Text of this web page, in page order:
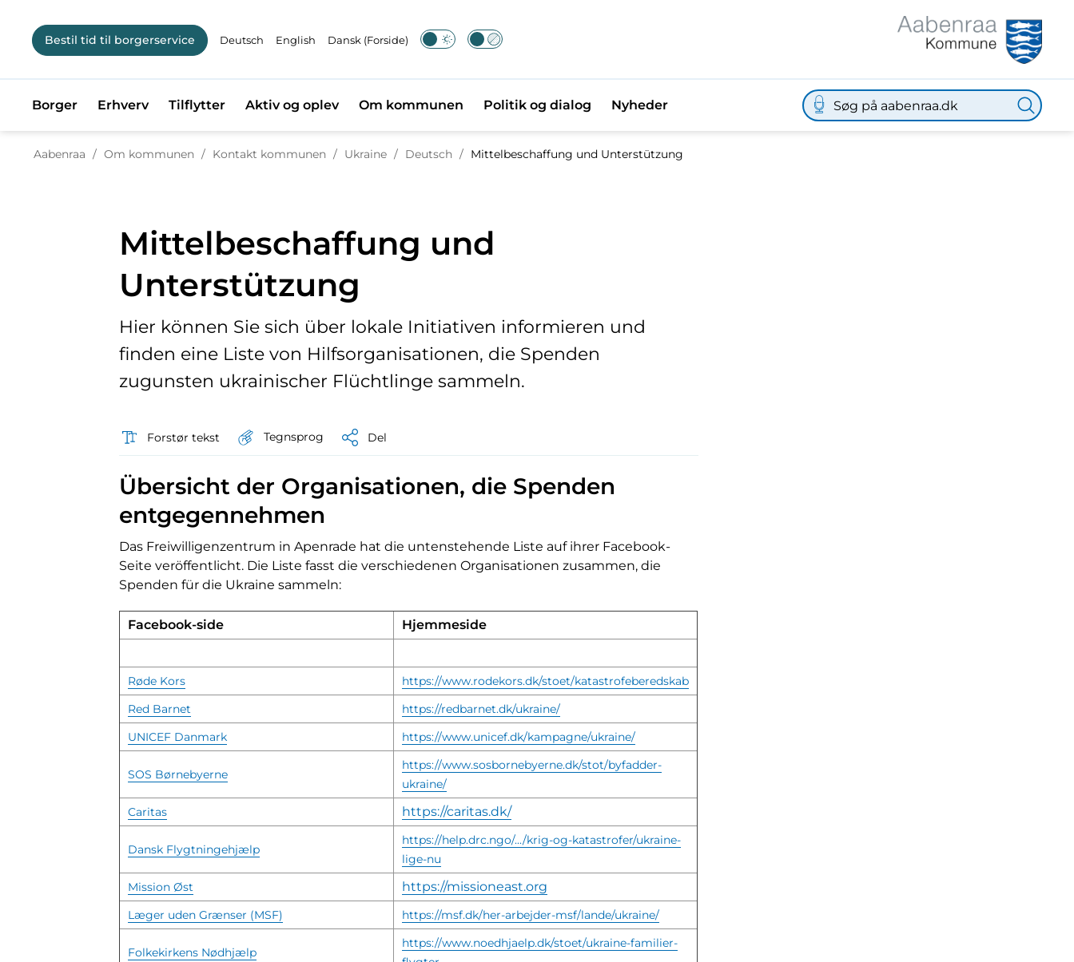
Bestil tid til borgerservice Deutsch English Dansk (Forside)
Borger Erhverv Tilflytter Aktiv og oplev Om kommunen Politik og dialog Nyheder
Aabenraa / Om kommunen / Kontakt kommunen / Ukraine / Tilbage til
Deutsch / Mittelbeschaffung und Unterstützung
Mittelbeschaffung und
Unterstützung
Hier können Sie sich über lokale Initiativen informieren und
finden eine Liste von Hilfsorganisationen, die Spenden
zugunsten ukrainischer Flüchtlinge sammeln.
Forstør tekst Tegnsprog Del
Übersicht der Organisationen, die Spenden
entgegennehmen
Das Freiwilligenzentrum in Apenrade hat die untenstehende Liste auf ihrer Facebook-
Seite veröffentlicht. Die Liste fasst die verschiedenen Organisationen zusammen, die
Spenden für die Ukraine sammeln:
Facebook-side Hjemmeside
Røde Kors
https://www.rodekors.dk/stoet/katastrofeberedskab
Red Barnet
https://redbarnet.dk/ukraine/
UNICEF Danmark
https://www.unicef.dk/kampagne/ukraine/
SOS Børnebyerne
https://www.sosbornebyerne.dk/stot/byfadder-
ukraine/
Caritas
https://caritas.dk/
Dansk Flygtningehjælp
https://help.drc.ngo/.../krig-og-katastrofer/ukraine-
lige-nu
Mission Øst
https://missioneast.org
Læger uden Grænser (MSF) https://msf.dk/her-arbejder-msf/lande/ukraine/
Folkekirkens Nødhjælp
https://www.noedhjaelp.dk/stoet/ukraine-familier-